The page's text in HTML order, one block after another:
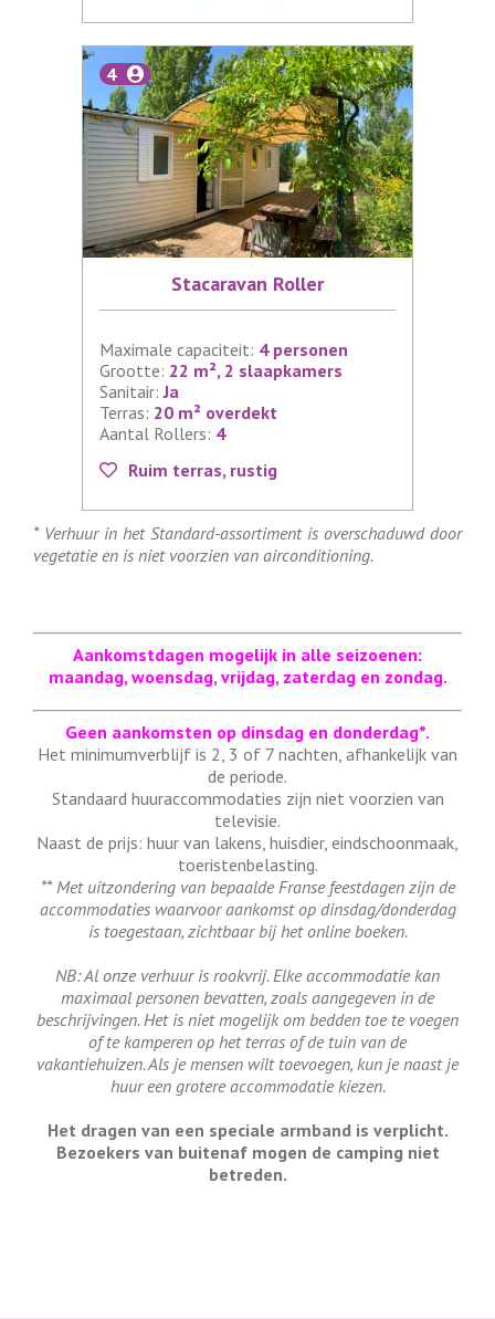
Stacaravan Roller
4
Maximale capaciteit: 4 personen
Grootte: 22 m², 2 slaapkamers
Sanitair: Ja
Terras: 20 m² overdekt
Aantal Rollers: 4
Ruim terras, rustig
* Verhuur in het Standard-assortiment is overschaduwd door
vegetatie en is niet voorzien van airconditioning.
Aankomstdagen mogelijk in alle seizoenen:
maandag, woensdag, vrijdag, zaterdag en zondag.
Geen aankomsten op dinsdag en donderdag*.
Het minimumverblijf is 2, 3 of 7 nachten, afhankelijk van
de periode.
Standaard huuraccommodaties zijn niet voorzien van
televisie.
Naast de prijs: huur van lakens, huisdier, eindschoonmaak,
toeristenbelasting.
** Met uitzondering van bepaalde Franse feestdagen zijn de
accommodaties waarvoor aankomst op dinsdag/donderdag
is toegestaan, zichtbaar bij het online boeken.
NB: Al onze verhuur is rookvrij. Elke accommodatie kan
maximaal personen bevatten, zoals aangegeven in de
beschrijvingen. Het is niet mogelijk om bedden toe te voegen
of te kamperen op het terras of de tuin van de
vakantiehuizen. Als je mensen wilt toevoegen, kun je naast je
huur een grotere accommodatie kiezen.
Het dragen van een speciale armband is verplicht.
Bezoekers van buitenaf mogen de camping niet
betreden.